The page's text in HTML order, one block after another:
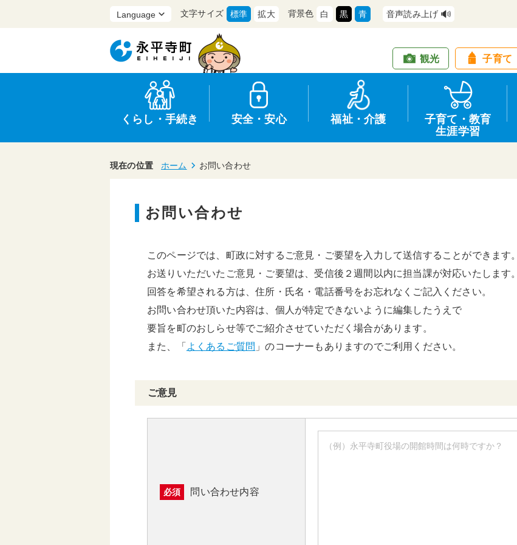
観光 子育て
くらし・手続き
上水道・下水道
申請書・証明書 支援 環境
安全・安心
防災
福祉・介護
医療
子育て・教育
生涯学習
保育・子育て
農業・林業・漁業
選挙
統計 広報 募集
基本構想・計画
頑張る地方応援プロ
グラム
文字サイズ 標準 拡大 背景色 白 黒 青 音声読み上げ
現在の位置 ホーム お問い合わせ
お問い合わせ
このページでは、町政に対するご意見・ご要望を入力して送信することができます。
お送りいただいたご意見・ご要望は、受信後２週間以内に担当課が対応いたします。
回答を希望される方は、住所・氏名・電話番号をお忘れなくご記入ください。
お問い合わせ頂いた内容は、個人が特定できないように編集したうえで
要旨を町のおしらせ等でご紹介させていただく場合があります。
また、「 よくあるご質問 」のコーナーもありますのでご利用ください。
ご意見
必須 問い合わせ内容